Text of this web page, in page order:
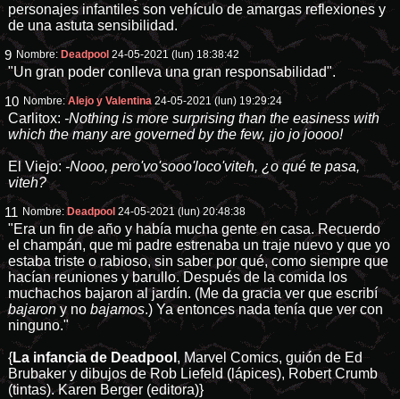
personajes infantiles son vehículo de amargas reflexiones y
de una astuta sensibilidad.
9 Nombre: Deadpool 24-05-2021 (lun) 18:38:42
"Un gran poder conlleva una gran responsabilidad".
10 Nombre:Alejo y Valentina 24-05-2021 (lun) 19:29:24
Carlitox: -Nothing is more surprising than the easiness with
which the many are governed by the few, ¡jo jo joooo!
El Viejo: -Nooo, pero'vo'sooo'loco'viteh, ¿o qué te pasa,
viteh?
11 Nombre: Deadpool 24-05-2021 (lun) 20:48:38
"Era un fin de año y había mucha gente en casa. Recuerdo
el champán, que mi padre estrenaba un traje nuevo y que yo
estaba triste o rabioso, sin saber por qué, como siempre que
hacían reuniones y barullo. Después de la comida los
muchachos bajaron al jardín. (Me da gracia ver que escribí
bajaron y no bajamos.) Ya entonces nada tenía que ver con
ninguno."
{La infancia de Deadpool , Marvel Comics, guión de Ed
Brubaker y dibujos de Rob Liefeld (lápices), Robert Crumb
(tintas). Karen Berger (editora)}